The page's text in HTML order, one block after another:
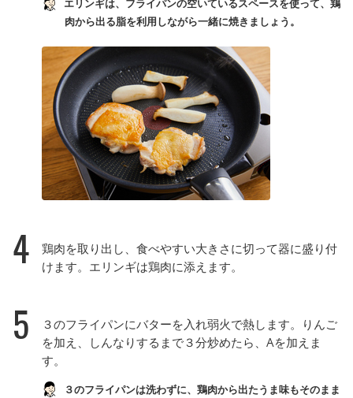
エリンギは、フライパンの空いているスペースを使って、鶏
肉から出る脂を利用しながら一緒に焼きましょう。
4
鶏肉を取り出し、食べやすい大きさに切って器に盛り付
けます。エリンギは鶏肉に添えます。
5
３のフライパンにバターを入れ弱火で熱します。りんご
を加え、しんなりするまで３分炒めたら、Aを加えま
す。
３のフライパンは洗わずに、鶏肉から出たうま味もそのまま